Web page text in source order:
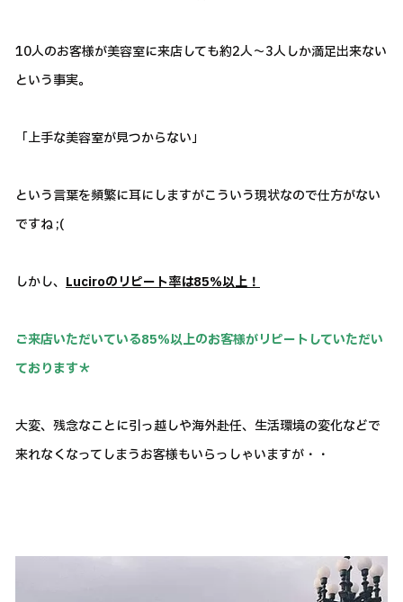
10人のお客様が美容室に来店しても約2人～3人しか満足出来ない
という事実。
「上手な美容室が見つからない」
という言葉を頻繁に耳にしますがこういう現状なので仕方がない
ですね ;(
しかし、 Luciroのリピート率は85％以上！
ご来店いただいている85％以上のお客様がリピートしていただい
ております＊
大変、残念なことに引っ越しや海外赴任、生活環境の変化などで
来れなくなってしまうお客様もいらっしゃいますが・・